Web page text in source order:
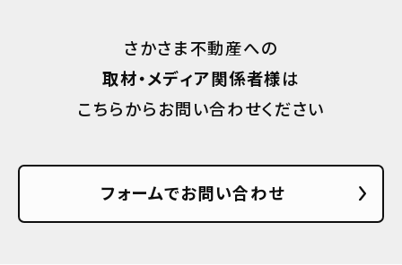
さかさま不動産への
取材・メディア関係者様は
こちらからお問い合わせください
フォームでお問い合わせ